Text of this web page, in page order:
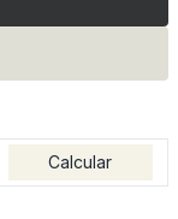
Calcular